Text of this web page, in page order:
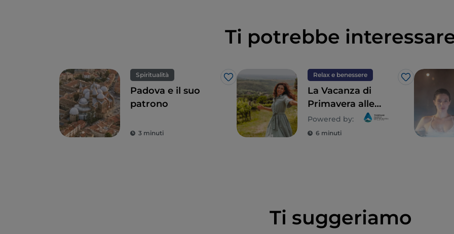
Ti potrebbe
Spiritualità
Like
Padova e il suo
patrono
3 minuti
Relax e benessere
Like
La Vacanza di
Primavera alle
Terme di Abano e
Montegrotto, in
Powered by:
6 minuti
Ti suggeriamo